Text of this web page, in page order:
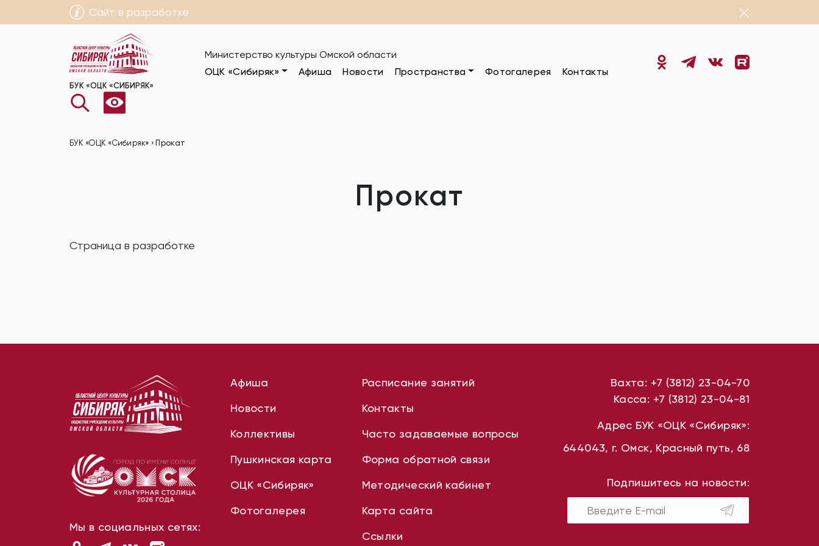
Сайт в разработке
БУК «ОЦК «СИБИРЯК»
Министерство культуры Омской области
ОЦК «Сибиряк»
Афиша Новости Пространства Фотогалерея Контакты
БУК «ОЦК «Сибиряк» › Прокат
Прокат
Страница в разработке
Мы в социальных сетях:
Афиша
Новости
Коллективы
Пушкинская карта
ОЦК «Сибиряк»
Фотогалерея
Расписание занятий
Контакты
Часто задаваемые вопросы
Форма обратной связи
Методический кабинет
Карта сайта
Ссылки
Вахта: +7 (3812) 23-04-70
Касса: +7 (3812) 23-04-81
Адрес БУК «ОЦК «Сибиряк»:
644043, г. Омск, Красный путь, 68
Подпишитесь на новости: